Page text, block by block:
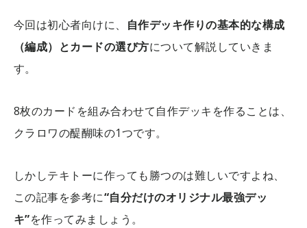
今回は初心者向けに、 自作デッキ作りの基本的な構成
（編成）とカードの選び方について解説していきま
す。
8枚のカードを組み合わせて自作デッキを作ることは、
クラロワの醍醐味の1つです。
しかしテキトーに作っても勝つのは難しいですよね、
この記事を参考に“自分だけのオリジナル最強デッ
キ”を作ってみましょう。